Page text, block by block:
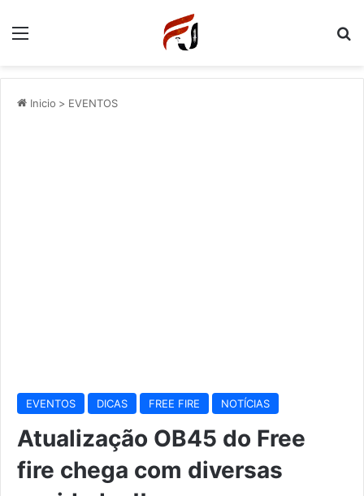
Menu
Inicio > EVENTOS
EVENTOS DICAS FREE FIRE NOTÍCIAS
Atualização OB45 do Free
fire chega com diversas